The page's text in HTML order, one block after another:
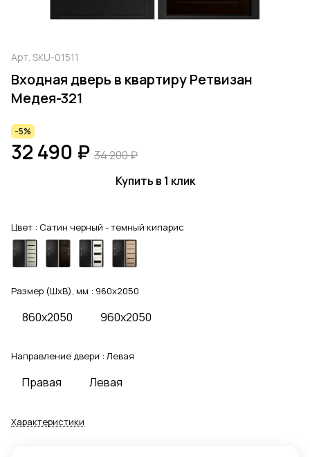
Арт. SKU-01511
Входная дверь в квартиру Ретвизан
Медея-321
-5%
32 490 ₽ 34 200 ₽
Купить в 1 клик
Цвет : Сатин черный - темный кипарис
Размер (ШхВ), мм : 960x2050
860x2050 960x2050
Направление двери : Левая
Правая Левая
Характеристики